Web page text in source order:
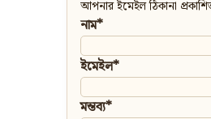
আপনার ইমেইল ঠিকানা
নাম*
ইমেইল*
মন্তব্য*